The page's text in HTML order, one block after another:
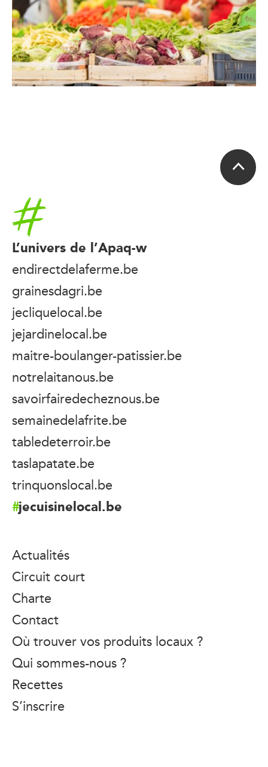
Accueil
L’univers de l’Apaq-w
endirectdelaferme.be
grainesdagri.be
jecliquelocal.be
jejardinelocal.be
maitre-boulanger-patissier.be
notrelaitanous.be
savoirfairedecheznous.be
semainedelafrite.be
tabledeterroir.be
taslapatate.be
trinquonslocal.be
jecuisinelocal.be
Actualités
Circuit court
Charte
Contact
Où trouver vos produits locaux ?
Qui sommes-nous ?
Recettes
S’inscrire